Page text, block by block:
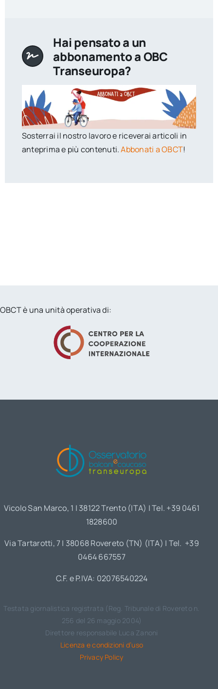
Hai pensato a un
abbonamento a OBC
Transeuropa?
Sosterrai il nostro lavoro e riceverai articoli in
anteprima e più contenuti.Abbonati a OBCT!
OBCT è una unità operativa di:
Vicolo San Marco, 1 | 38122 Trento (ITA) | Tel. +39 0461
1828600
Via Tartarotti, 7 | 38068 Rovereto (TN) (ITA) | Tel. +39
0464 667557
C.F. e P.IVA: 02076540224
Testata giornalistica registrata (Reg. Tribunale di Rovereto n.
256 del 26 maggio 2004)
Direttore responsabile Luca Zanoni
Licenza e condizioni d’uso
Privacy Policy